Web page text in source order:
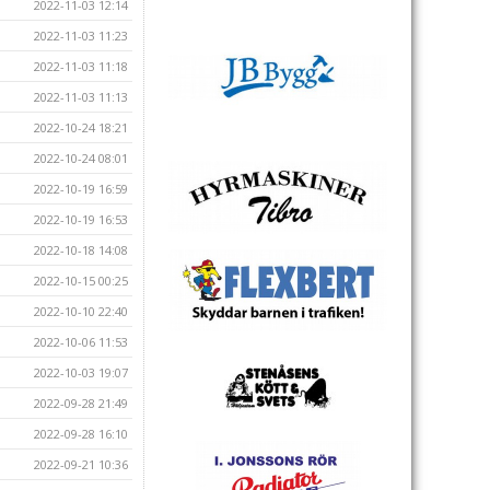
2022-11-03 12:14
2022-11-03 11:23
2022-11-03 11:18
2022-11-03 11:13
2022-10-24 18:21
2022-10-24 08:01
2022-10-19 16:59
2022-10-19 16:53
2022-10-18 14:08
2022-10-15 00:25
2022-10-10 22:40
2022-10-06 11:53
2022-10-03 19:07
2022-09-28 21:49
2022-09-28 16:10
2022-09-21 10:36